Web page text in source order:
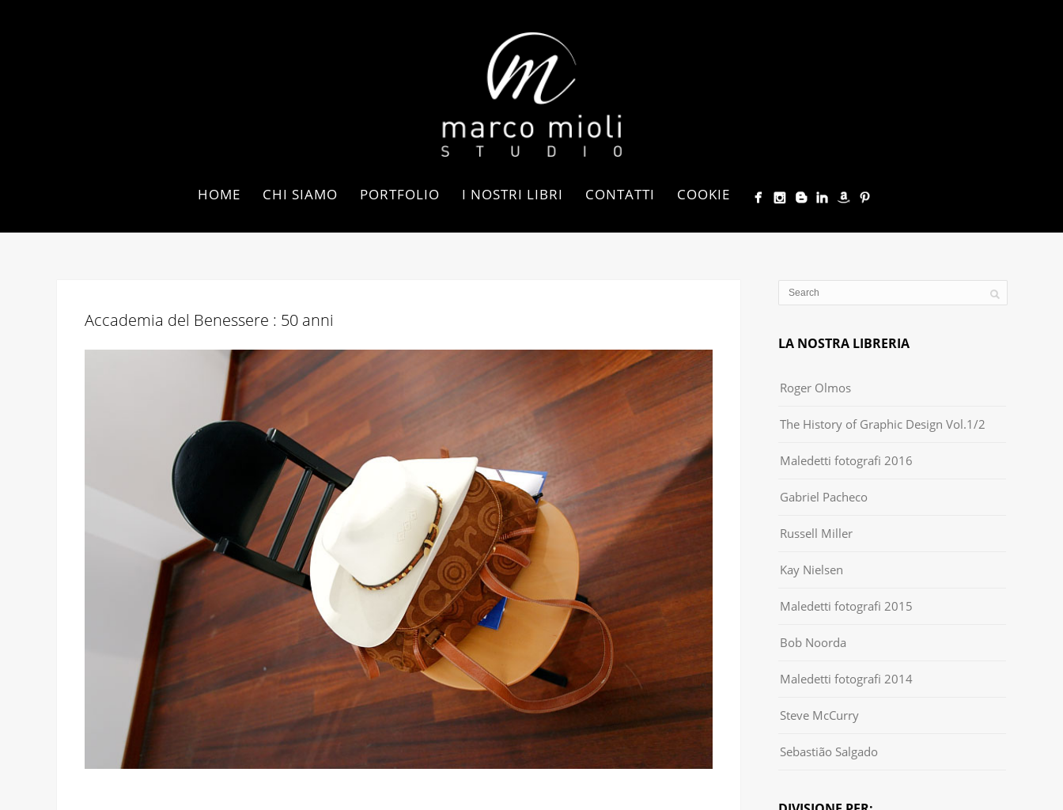
HOME CHI SIAMO PORTFOLIO I NOSTRI LIBRI CONTATTI COOKIE
Accademia del Benessere : 50 anni
LA NOSTRA LIBRERIA
Roger Olmos
The History of Graphic Design Vol.1/2
Maledetti fotografi 2016
Gabriel Pacheco
Russell Miller
Kay Nielsen
Maledetti fotografi 2015
Bob Noorda
Maledetti fotografi 2014
Steve McCurry
Sebastião Salgado